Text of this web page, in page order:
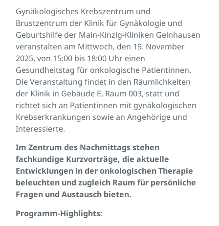
Gynäkologisches Krebszentrum und
Brustzentrum der Klinik für Gynäkologie und
Geburtshilfe der Main-Kinzig-Kliniken Gelnhausen
veranstalten am Mittwoch, den 19. November
2025, von 15:00 bis 18:00 Uhr einen
Gesundheitstag für onkologische Patientinnen.
Die Veranstaltung findet in den Räumlichkeiten
der Klinik in Gebäude E, Raum 003, statt und
richtet sich an Patientinnen mit gynäkologischen
Krebserkrankungen sowie an Angehörige und
Interessierte.
Im Zentrum des Nachmittags stehen
fachkundige Kurzvorträge, die aktuelle
Entwicklungen in der onkologischen Therapie
beleuchten und zugleich Raum für persönliche
Fragen und Austausch bieten.
Programm-Highlights: